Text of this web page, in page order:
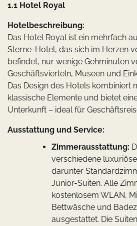
1.1 Hotel Royal
Hotelbeschreibung:
Das Hotel Royal ist ein mehrfach
Sterne-Hotel, das sich im Herzen
befindet, nur wenige Gehminuten
Geschäftsvierteln, Museen und
Das Design des Hotels kombiniert
klassische Elemente und bietet
Unterkunft – ideal für
Ausstattung und Service:
Zimmerausstattung:
verschiedene
darunter
Junior-Suiten. Alle
kostenlosem WLAN,
Bettwäsche und
ausgestattet. Die